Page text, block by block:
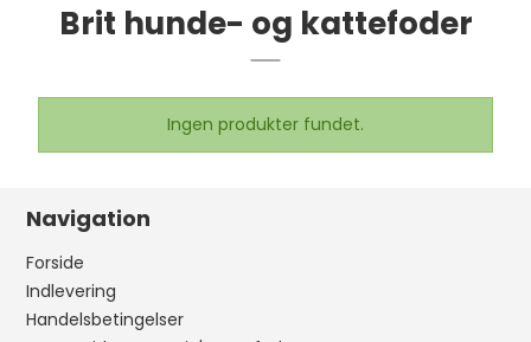
Brit hunde- og kattefoder
Ingen produkter fundet.
Navigation
Forside
Indlevering
Handelsbetingelser